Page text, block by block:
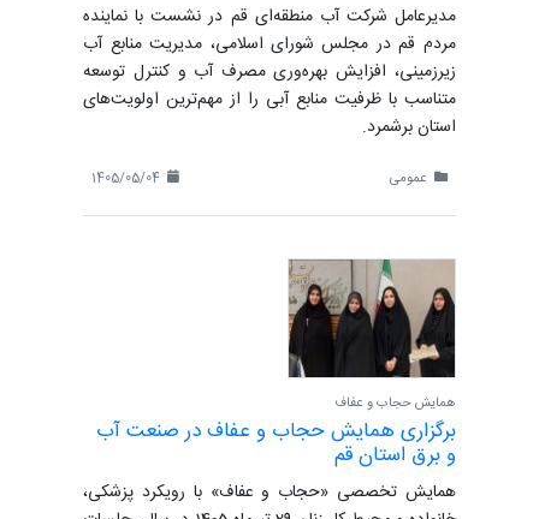
مدیرعامل شرکت آب منطقه‌ای قم در نشست با نماینده
مردم قم در مجلس شورای اسلامی، مدیریت منابع آب
زیرزمینی، افزایش بهره‌وری مصرف آب و کنترل توسعه
متناسب با ظرفیت منابع آبی را از مهم‌ترین اولویت‌های
استان برشمرد.
عمومی
همایش حجاب و عفاف
برگزاری همایش حجاب و عفاف در صنعت آب
و برق استان قم
همایش تخصصی «حجاب و عفاف» با رویکرد پزشکی،